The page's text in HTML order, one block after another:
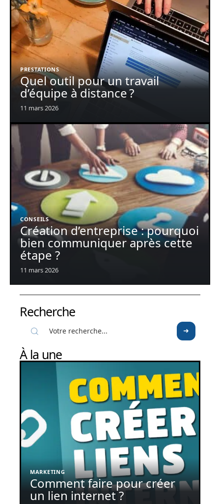
PRESTATIONS
Quel outil pour un travail
d’équipe à distance ?
11 mars 2026
CONSEILS
Création d’entreprise : pourquoi
bien communiquer après cette
étape ?
11 mars 2026
Recherche
À la une
MARKETING
Comment faire pour créer
un lien internet ?